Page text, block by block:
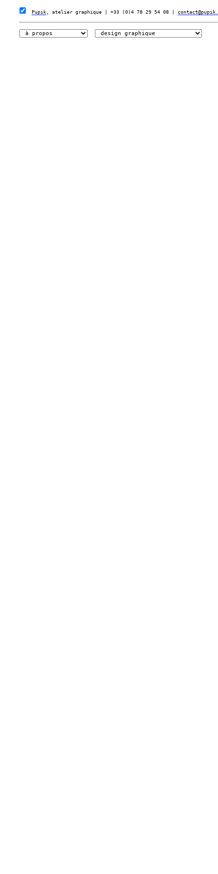
Pupik , atelier graphique | +33 (0)4 78 29 54 08 |